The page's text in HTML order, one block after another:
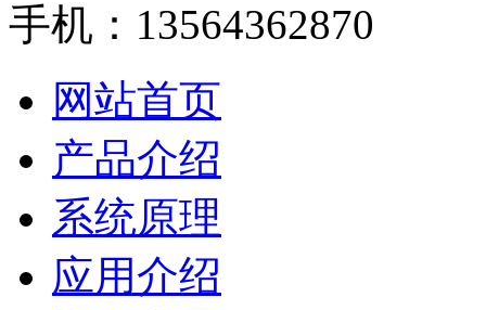
手机：13564362870
网站首页
产品介绍
系统原理
应用介绍